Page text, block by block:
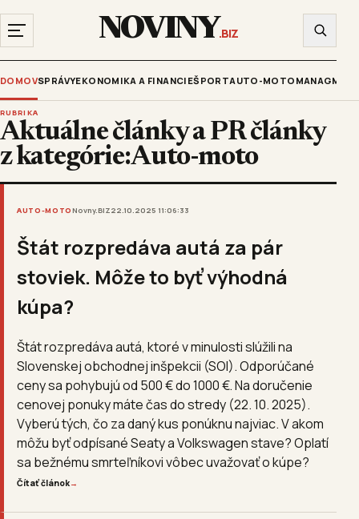
NOVINY.BIZ
DOMOVSPRÁVYEKONOMIKA A FINANCIEŠPORTAUTO-MOTO
RUBRIKA
Aktuálne články a PR články
z kategórie:Auto-moto
AUTO-MOTONovny.BIZ22.10.2025 11:06:33
Štát rozpredáva autá za pár
stoviek. Môže to byť výhodná
kúpa?
Štát rozpredáva autá, ktoré v minulosti slúžili na
Slovenskej obchodnej inšpekcii (SOI). Odporúčané
ceny sa pohybujú od 500 € do 1000 €. Na doručenie
cenovej ponuky máte čas do stredy (22. 10. 2025).
Vyberú tých, čo za daný kus ponúknu najviac. V akom
môžu byť odpísané Seaty a Volkswagen stave? Oplatí
sa bežnému smrteľníkovi vôbec uvažovať o kúpe?
Čítať článok→